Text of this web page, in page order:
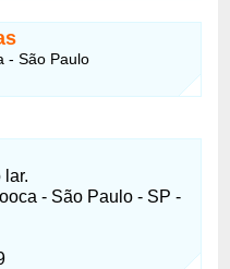
- São Paulo
lar.
- São Paulo - SP -